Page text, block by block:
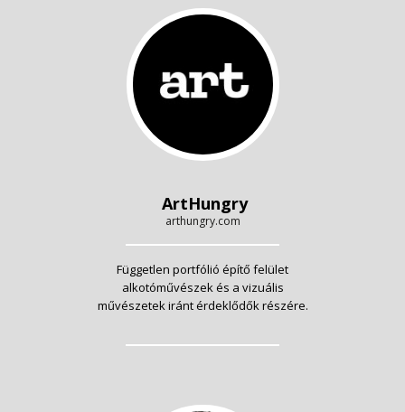
ArtHungry
arthungry.com
Független portfólió építő felület
alkotóművészek és a vizuális
művészetek iránt érdeklődők részére.